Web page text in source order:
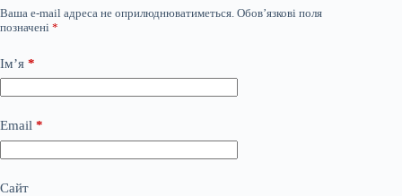
Ваша e-mail адреса не оприлюднюватиметься. Обов’язкові поля
позначені *
Ім’я *
Email *
Сайт